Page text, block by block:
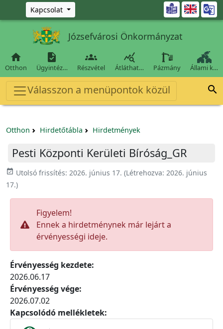
Ugrás a fő tartalomra
Kapcsolat 
Józsefvárosi Önkormányzat

Otthon

Ügyintéz…

Részvétel

Átláthat… Pázmány Állami k…
Válasszon a menüpontok közül 
Otthon Hirdetőtábla Hirdetmények
Pesti Központi Kerületi Bíróság_GR
event_available Utolsó frissítés: 2026. június 17. (Létrehozva: 2026. június
17.)
Figyelem!
Ennek a hirdetménynek már lejárt a
érvényességi ideje.
Érvényesség kezdete:
2026.06.17
Érvényesség vége:
2026.07.02
Kapcsolódó mellékletek: